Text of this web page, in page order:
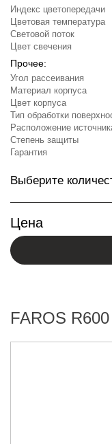
Индекс цветопередачи
Цветовая температура
Световой поток
Цвет свечения
Прочее:
Угол рассеивания
Материал корпуса
Цвет корпуса
Тип обработки
Расположение
Степень защиты
Гарантия
Выберите
Цена
FAROS